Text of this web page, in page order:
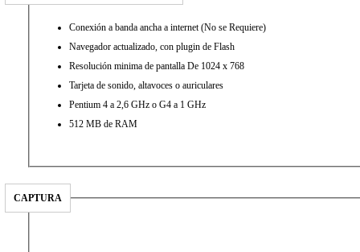
Conexión a banda ancha a internet (No se Requiere)
Navegador actualizado, con plugin de Flash
Resolución minima de pantalla De 1024 x 768
Tarjeta de sonido, altavoces o auriculares
Pentium 4 a 2,6 GHz o G4 a 1 GHz
512 MB de RAM
CAPTURA